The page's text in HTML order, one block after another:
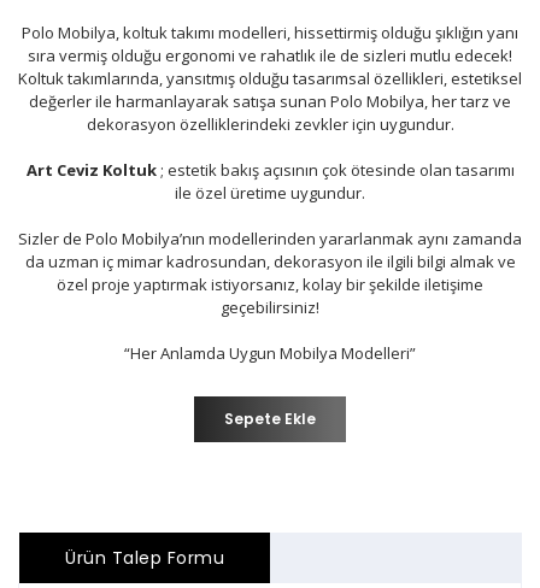
Polo Mobilya, koltuk takımı modelleri, hissettirmiş olduğu şıklığın yanı
sıra vermiş olduğu ergonomi ve rahatlık ile de sizleri mutlu edecek!
Koltuk takımlarında, yansıtmış olduğu tasarımsal özellikleri, estetiksel
değerler ile harmanlayarak satışa sunan Polo Mobilya, her tarz ve
dekorasyon özelliklerindeki zevkler için uygundur.
Art Ceviz Koltuk; estetik bakış açısının çok ötesinde olan tasarımı
ile özel üretime uygundur.
Sizler de Polo Mobilya’nın modellerinden yararlanmak aynı zamanda
da uzman iç mimar kadrosundan, dekorasyon ile ilgili bilgi almak ve
özel proje yaptırmak istiyorsanız, kolay bir şekilde iletişime
geçebilirsiniz!
“Her Anlamda Uygun Mobilya Modelleri”
Sepete Ekle
Ürün Talep Formu